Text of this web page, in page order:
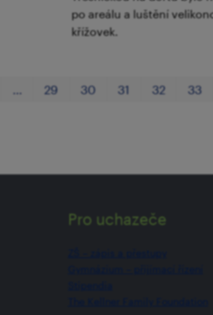
po areálu a luštění
křížovek.
29 30 31 32 33
Pro uchazeče